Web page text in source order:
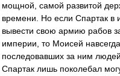
мощной, самой развитой
времени. Но если Спартак в
вывести свою армию рабов
империи, то Моисей
последовавших за ним
Спартак лишь поколебал